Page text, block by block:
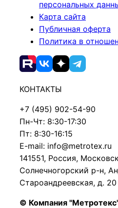
персональных
Карта сайта
Публичная оферта
Политика в
КОНТАКТЫ
+7 (495) 902-54-90
Пн-Чт: 8:30-17:30
Пт: 8:30-16:15
E-mail: info@metrotex.ru
141551, Россия,
Солнечногорский р-н,
Староандреевская, д. 20
© Компания